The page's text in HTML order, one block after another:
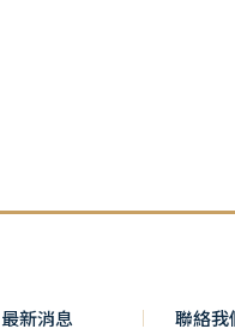
最新消息 聯絡我